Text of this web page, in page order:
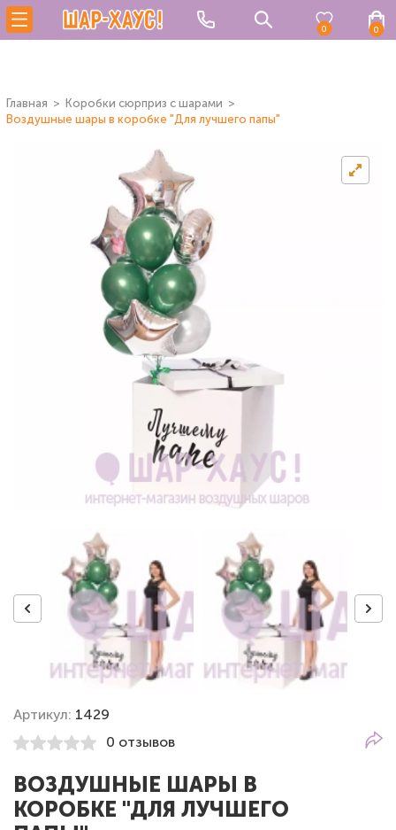
0 0
Главная
Коробки сюрприз с шарами
Воздушные шары в коробке "Для лучшего папы"
Артикул: 1429
0 отзывов
ВОЗДУШНЫЕ ШАРЫ В
КОРОБКЕ "ДЛЯ ЛУЧШЕГО